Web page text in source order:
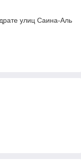
улиц Саина-Аль